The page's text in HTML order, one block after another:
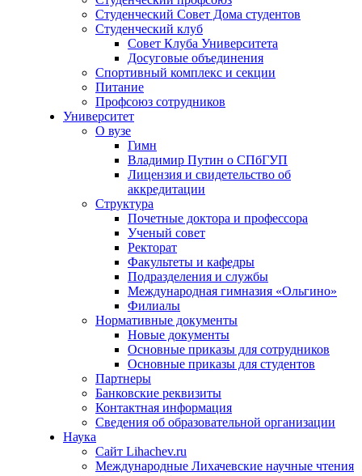
Студенческий Совет Дома студентов
Студенческий клуб
Совет Клуба Университета
Досуговые объединения
Спортивный комплекс и секции
Питание
Профсоюз сотрудников
Университет
О вузе
Гимн
Владимир Путин о СПбГУП
Лицензия и свидетельство об
аккредитации
Структура
Почетные доктора и профессора
Ученый совет
Ректорат
Факультеты и кафедры
Подразделения и службы
Международная гимназия «Ольгино»
Филиалы
Нормативные документы
Новые документы
Основные приказы для сотрудников
Основные приказы для студентов
Партнеры
Банковские реквизиты
Контактная информация
Сведения об образовательной организации
Наука
Сайт Lihachev.ru
Международные Лихачевские научные чтения